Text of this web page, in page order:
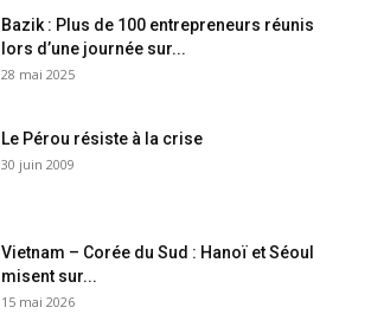
Bazik : Plus de 100 entrepreneurs réunis
lors d’une journée sur...
28 mai 2025
Le Pérou résiste à la crise
30 juin 2009
Vietnam – Corée du Sud : Hanoï et Séoul
misent sur...
15 mai 2026